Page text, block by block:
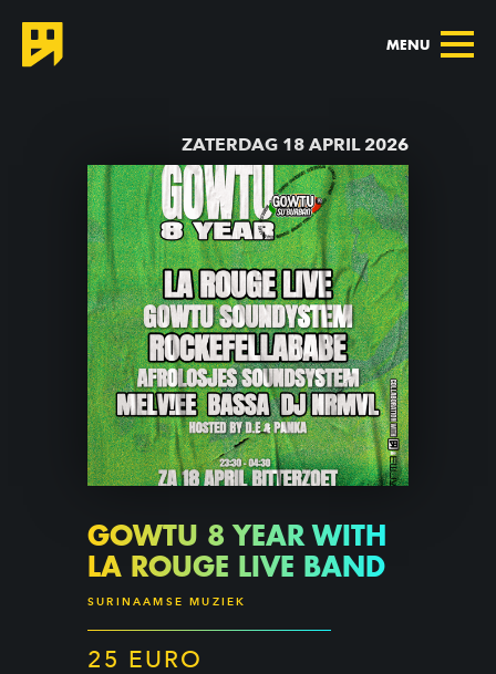
MENU
ZATERDAG 18 APRIL 2026
GOWTU 8 YEAR WITH
LA ROUGE LIVE BAND
SURINAAMSE MUZIEK
25 EURO